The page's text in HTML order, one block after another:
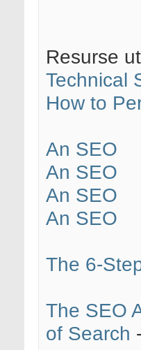
Resurse
Technical
How to
An SEO
An SEO
An SEO
An SEO
The 6-
The SEO
of Search